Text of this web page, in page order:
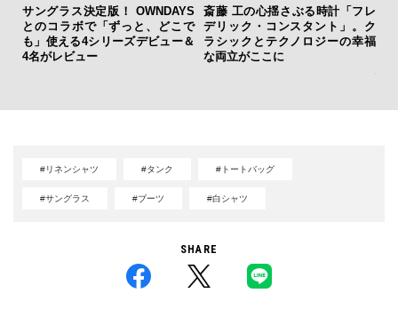
サングラス決定版！ OWNDAYS
とのコラボで「ずっと、どこで
も」使える4シリーズデビュー＆
4名がレビュー
斎藤 工の心揺さぶる時計「フレ
デリック・コンスタント」。ク
ラシックとテクノロジーの幸福
な両立がここに
#リネンシャツ #タンク #トートバッグ
#サングラス #ブーツ #白シャツ
SHARE